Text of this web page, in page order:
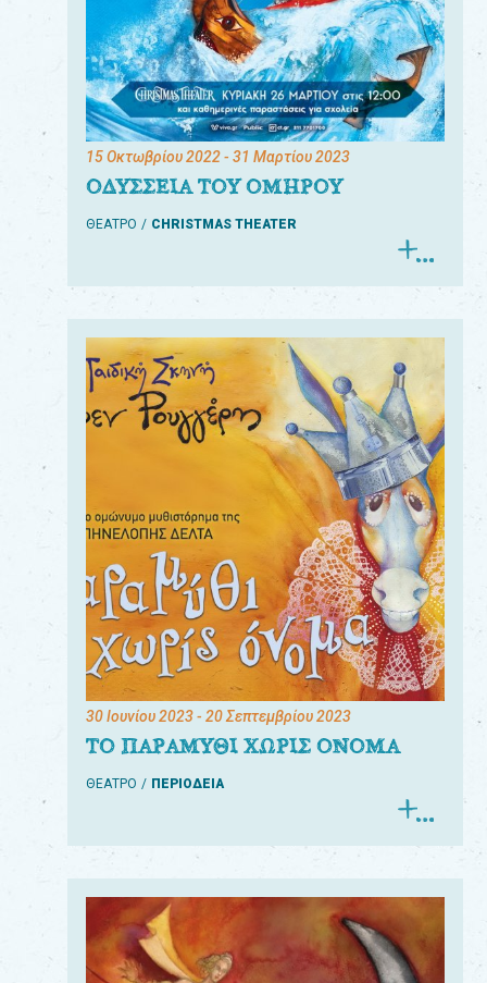
15 Οκτωβρίου 2022- 31 Μαρτίου 2023
ΟΔΥΣΣΕΙΑ ΤΟΥ ΟΜΗΡΟΥ
ΘΕΑΤΡΟ CHRISTMAS THEATER
30 Ιουνίου 2023- 20 Σεπτεμβρίου 2023
ΤΟ ΠΑΡΑΜΥΘΙ ΧΩΡΙΣ ΟΝΟΜΑ
ΘΕΑΤΡΟ ΠΕΡΙΟΔΕΙΑ